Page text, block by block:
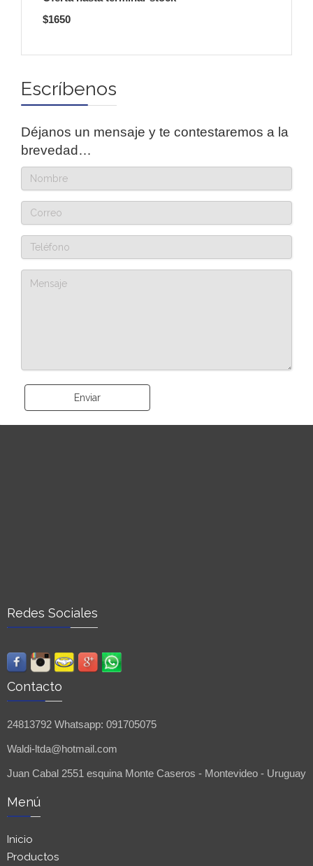
$1650
Escríbenos
Déjanos un mensaje y te contestaremos a la
brevedad…
Redes Sociales
Contacto
24813792 Whatsapp: 091705075
Waldi-ltda@hotmail.com
Juan Cabal 2551 esquina Monte Caseros - Montevideo - Uruguay
Menú
Inicio
Productos